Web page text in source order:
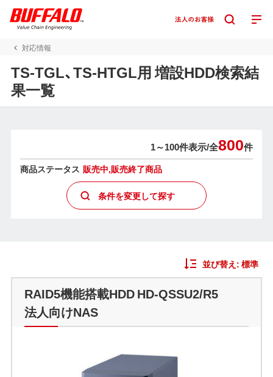
対応情報
TS-TGL、TS-HTGL用 増設HDD検索結
果一覧
1～100件表示/全800件
商品ステータス 販売中,販売終了商品
条件を変更して探す
並び替え:標準
RAID5機能搭載HDD HD-QSSU2/R5
法人向けNAS